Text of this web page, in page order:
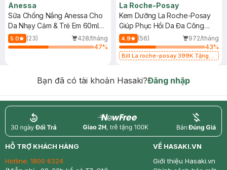
Anessa
Sữa Chống Nắng Anessa Cho
Da Nhạy Cảm & Trẻ Em 60ml
(Mới)
5.0 (23)
428/tháng
47%
La Roche-Posay
Kem Dưỡng La Roche-Posay
Giúp Phục Hồi Da Đa Công
Dụng 40ml
4.9 (56)
972/tháng
43%
Bill La roche-posay 399K Tặng
Bạn đã có tài khoản Hasaki?Đăng nhập
return nowfree price
HỖ TRỢ KHÁCH HÀNG
Hotline: 1800 6324
VỀ HASAKI.VN
Giới thiệu Hasaki.vn